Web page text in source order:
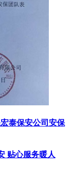
泰保安公司安保
贴心服务暖人